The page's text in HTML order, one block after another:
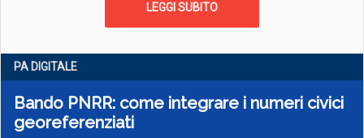
LEGGI SUBITO
PA DIGITALE
Bando PNRR: come integrare i numeri civici
georeferenziati